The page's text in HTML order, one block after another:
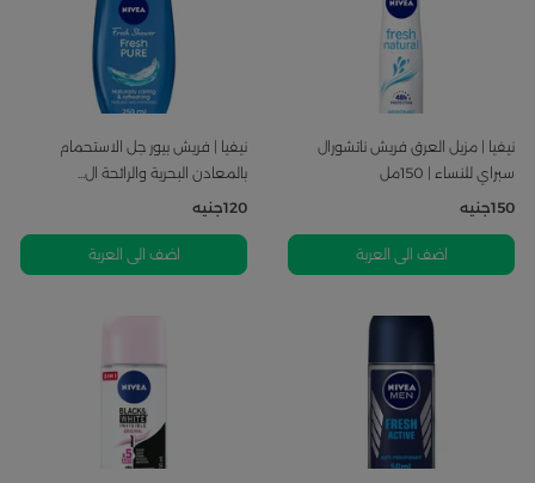
نيفيا | مزيل العرق فريش ناتشورال
سبراي للنساء | 150مل
150جنيه
اضف الى العربة
نيفيا | فريش بيور جل الاستحمام
بالمعادن البحرية والرائحة ال...
120جنيه
اضف الى العربة